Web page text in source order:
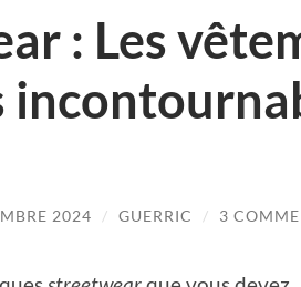
: Les
2024 / GUERRIC / 3